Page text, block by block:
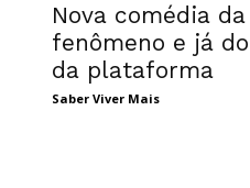
Nova comédia
fenômeno e já
da plataforma
Saber Viver Mais